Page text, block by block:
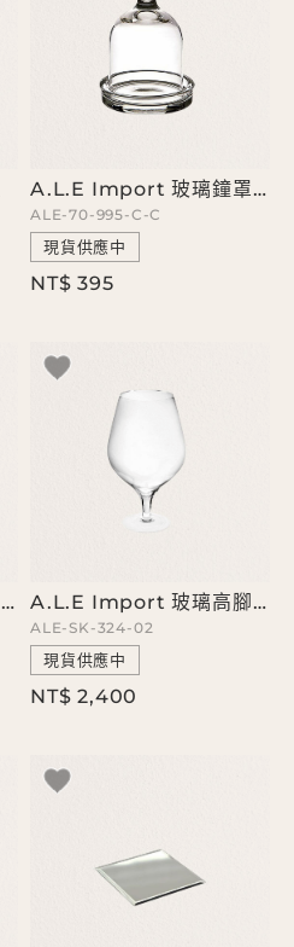
A.L.E Import 玻璃鐘罩器皿
ALE-70-995-C-C
現貨供應中
NT$ 395
A.L.E Import 玻璃高腳杯 A.L.E Import 玻璃高腳杯
ALE-SK-324-02
現貨供應中
NT$ 2,400